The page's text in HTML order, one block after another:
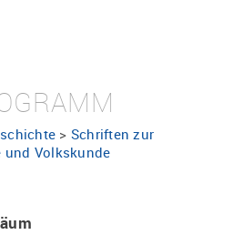
> Schriften zur
und Volkskunde